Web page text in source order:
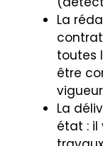
La
toutes
être
La
état : il